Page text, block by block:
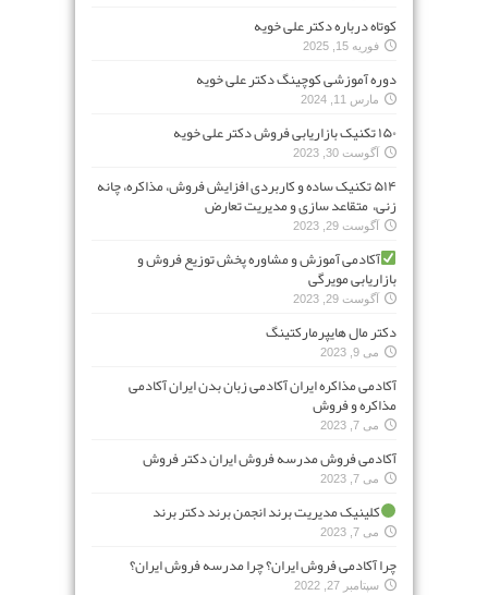
کوتاه درباره دکتر علی خویه
فوریه 15, 2025
دوره آموزشی کوچینگ دکتر علی خویه
مارس 11, 2024
۱۵۰ تکنیک بازاریابی فروش دکتر علی خویه
آگوست 30, 2023
۵۱۴ تکنیک ساده و کاربردی افزایش فروش، مذاکره، چانه
زنی، متقاعد سازی و مدیریت تعارض
آگوست 29, 2023
آکادمی آموزش و مشاوره پخش توزیع فروش و
بازاریابی مویرگی
آگوست 29, 2023
دکتر مال هایپرمارکتینگ
می 9, 2023
آکادمی مذاکره ایران آکادمی زبان بدن ایران آکادمی
مذاکره و فروش
می 7, 2023
آکادمی فروش مدرسه فروش ایران دکتر فروش
می 7, 2023
کلینیک مدیریت برند انجمن برند دکتر برند
می 7, 2023
چرا آکادمی فروش ایران؟ چرا مدرسه فروش ایران؟
سپتامبر 27, 2022